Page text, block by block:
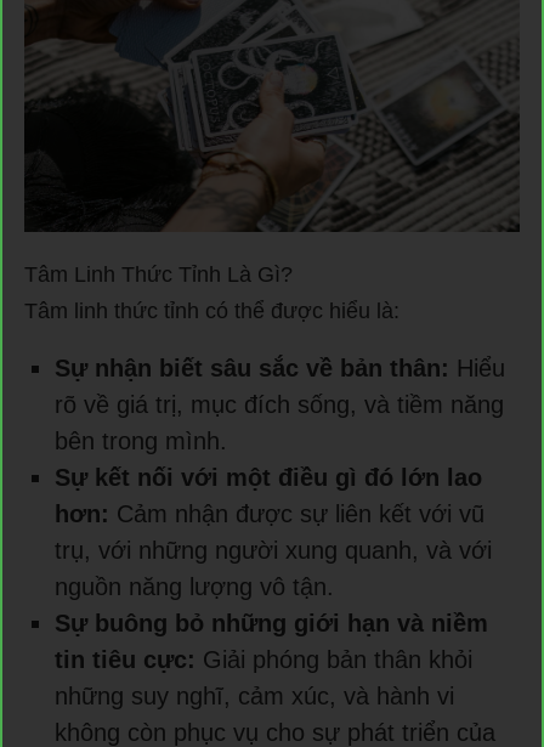
Tâm Linh Thức Tỉnh Là Gì?
Tâm linh thức tỉnh có thể được hiểu là:
Sự nhận biết sâu sắc về bản thân: Hiểu
rõ về giá trị, mục đích sống, và tiềm năng
bên trong mình.
Sự kết nối với một điều gì đó lớn lao
hơn: Cảm nhận được sự liên kết với vũ
trụ, với những người xung quanh, và với
nguồn năng lượng vô tận.
Sự buông bỏ những giới hạn và niềm
tin tiêu cực: Giải phóng bản thân khỏi
những suy nghĩ, cảm xúc, và hành vi
không còn phục vụ cho sự phát triển của